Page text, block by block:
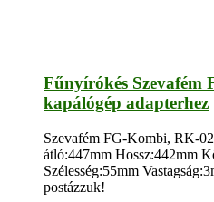
Fűnyírókés Szevafém
kapálógép adapterhez
Szevafém FG-Kombi, RK-
átló:447mm Hossz:442mm
Szélesség:55mm
postázzuk!